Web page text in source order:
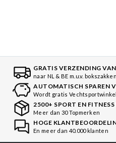
GRATIS VERZENDING
naar NL & BE m.u.v. bokszakken
AUTOMATISCH SPAREN
Wordt gratis
2500+ SPORT EN
Meer dan 30 Topmerken
HOGE
En meer dan 40.000 klanten